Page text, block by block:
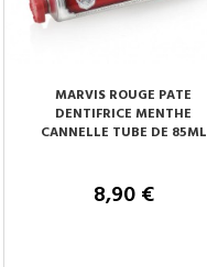
MARVIS ROUGE PATE
DENTIFRICE MENTHE
CANNELLE TUBE DE 85ML
8,90 €